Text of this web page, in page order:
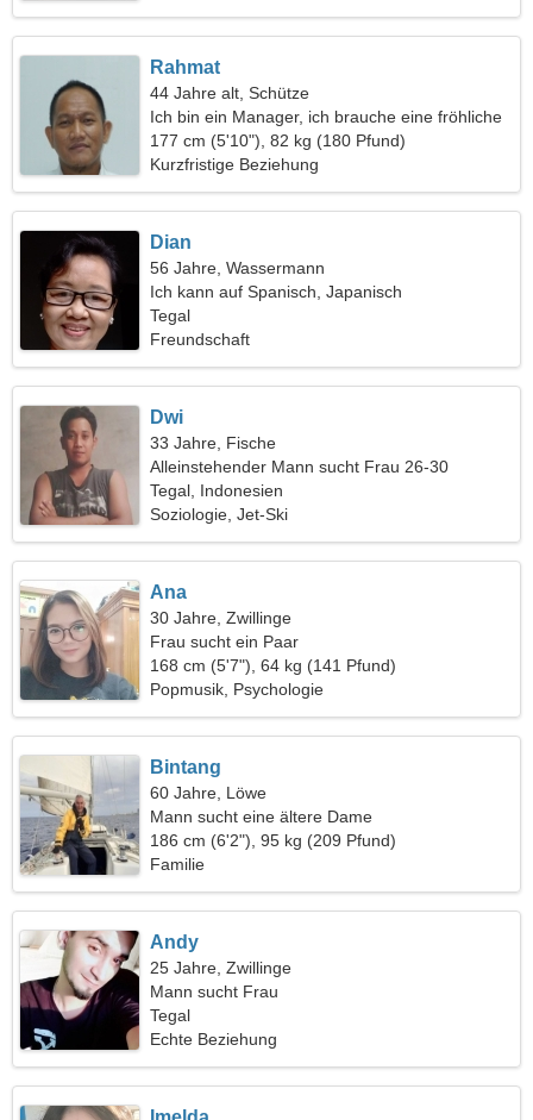
Rahmat
44 Jahre alt, Schütze
Ich bin ein Manager, ich brauche eine fröhliche
Frau
177 cm (5'10"), 82 kg (180 Pfund)
Kurzfristige Beziehung
Dian
56 Jahre, Wassermann
Ich kann auf Spanisch, Japanisch
kommunizieren
Tegal
Freundschaft
Dwi
33 Jahre, Fische
Alleinstehender Mann sucht Frau 26-30
Tegal, Indonesien
Soziologie, Jet-Ski
Ana
30 Jahre, Zwillinge
Frau sucht ein Paar
168 cm (5'7"), 64 kg (141 Pfund)
Popmusik, Psychologie
Bintang
60 Jahre, Löwe
Mann sucht eine ältere Dame
186 cm (6'2"), 95 kg (209 Pfund)
Familie
Andy
25 Jahre, Zwillinge
Mann sucht Frau
Tegal
Echte Beziehung